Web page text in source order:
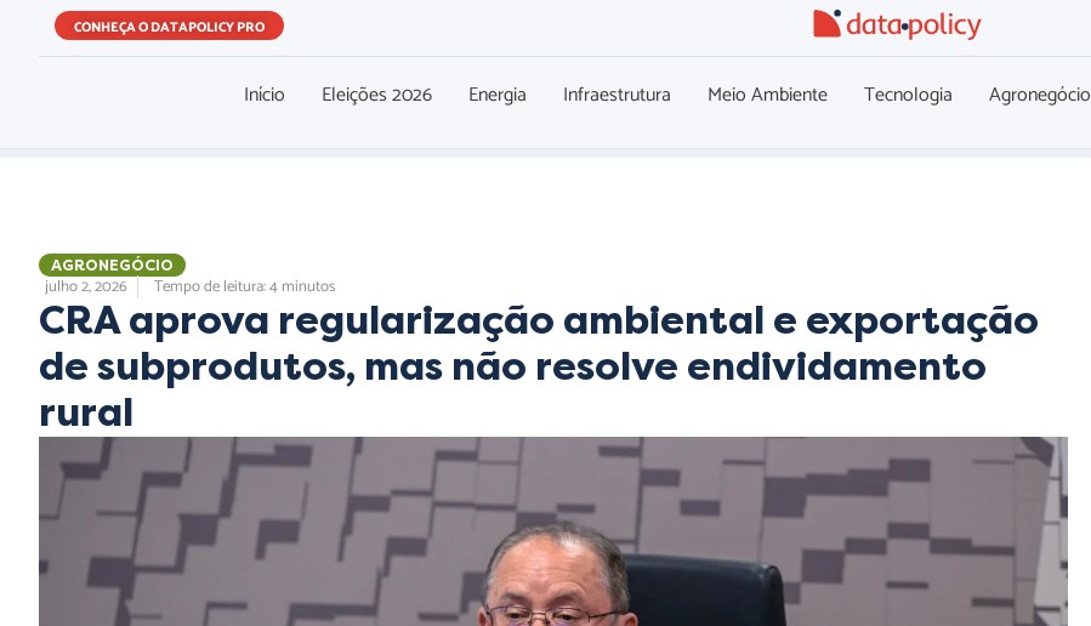
CONHEÇA O DATAPOLICY PRO
Início Eleições 2026 Energia Infraestrutura Meio Ambiente Tecnologia Agronegócio
AGRONEGÓCIO
julho 2, 2026 Tempo de leitura: 4 minutos
CRA aprova regularização ambiental e exportação
de subprodutos, mas não resolve endividamento
rural